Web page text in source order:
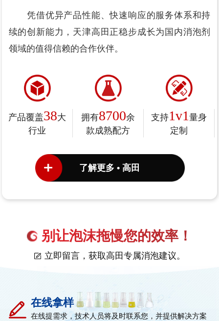
凭借优异产品性能、快速响应的服务体系和持
续的创新能力，天津高田正稳步成长为国内消泡剂
领域的值得信赖的合作伙伴。
产品覆盖38大
行业
拥有8700余
款成熟配方
支持1v1 量身
定制
了解更多 • 高田
别让泡沫拖慢您的效率！
立即留言，获取高田专属消泡建议。
在线拿样
在线提需求，技术人员将及时联系您，并提供解决方案